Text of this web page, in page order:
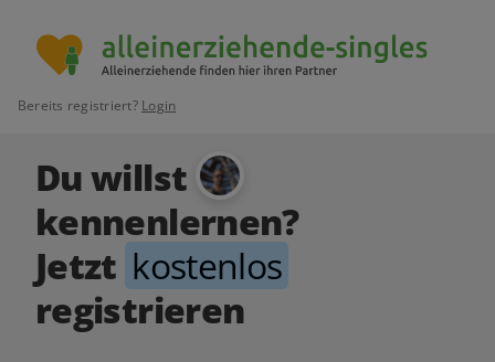
Bereits registriert? Login
Du willst
kennenlernen?
Jetzt kostenlos
registrieren